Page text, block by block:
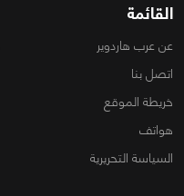
القائمة
عن عرب هاردوير
اتصل بنا
خريطة الموقع
هواتف
السياسة التحريرية